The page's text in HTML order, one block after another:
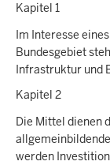
Kapitel 1
Im Interesse
Bundesgebiet
Infrastruktur und
Kapitel 2
Die Mittel dienen
werden